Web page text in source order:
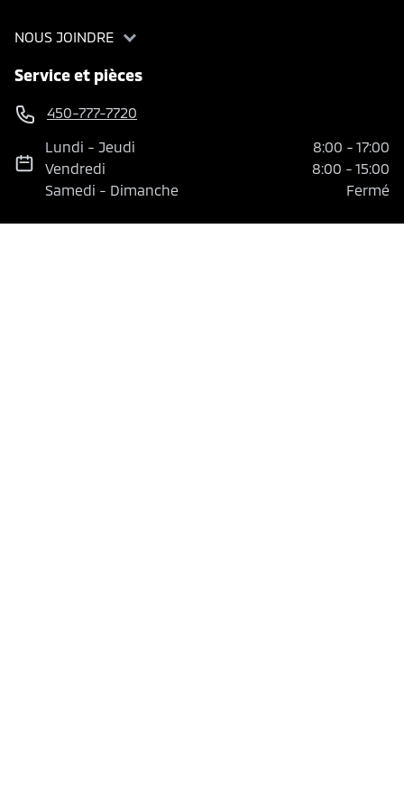
NOUS JOINDRE
Service et pièces
450-777-7720
Lundi -Jeudi 8:00 - 17:00
Vendredi
8:00 - 15:00
Samedi - Dimanche Fermé